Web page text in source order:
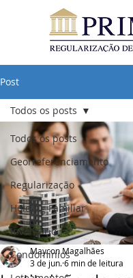
Post
Todos os posts
Georreferenciamento
Regularização
Holding Familiar
Inventário
Condomínios
Todos os posts
Maycon Magalhães
3 de jun.6 min de leitura